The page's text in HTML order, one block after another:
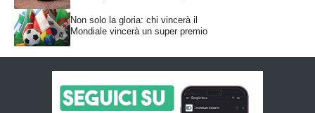
Non solo la gloria: chi vincerà il
Mondiale vincerà un super premio